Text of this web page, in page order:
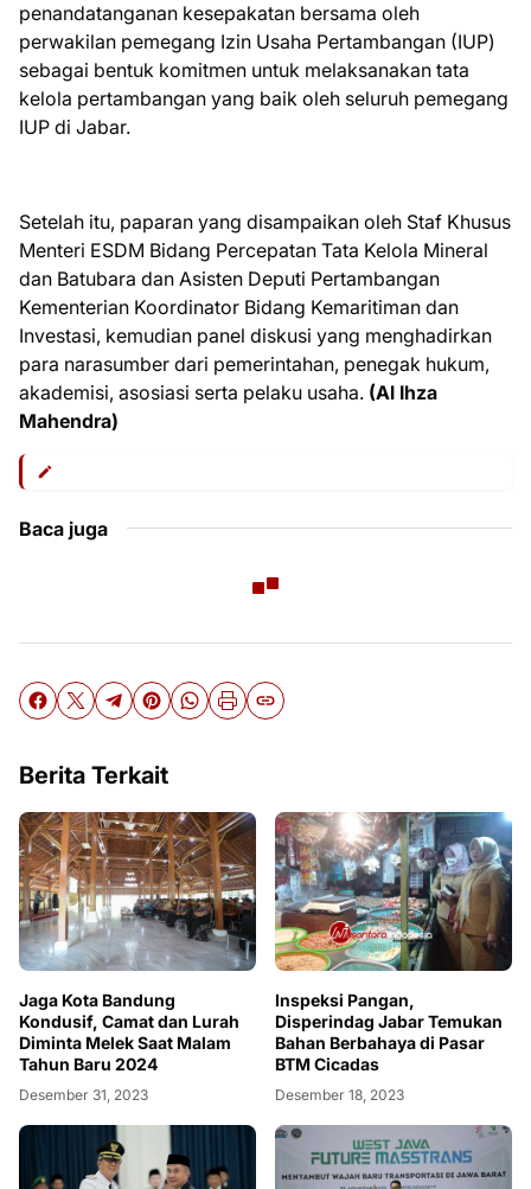
penandatanganan kesepakatan bersama oleh
perwakilan pemegang Izin Usaha Pertambangan (IUP)
sebagai bentuk komitmen untuk melaksanakan tata
kelola pertambangan yang baik oleh seluruh pemegang
IUP di Jabar.
Setelah itu, paparan yang disampaikan oleh Staf Khusus
Menteri ESDM Bidang Percepatan Tata Kelola Mineral
dan Batubara dan Asisten Deputi Pertambangan
Kementerian Koordinator Bidang Kemaritiman dan
Investasi, kemudian panel diskusi yang menghadirkan
para narasumber dari pemerintahan, penegak hukum,
akademisi, asosiasi serta pelaku usaha. (Al Ihza
Mahendra)
Baca juga
Berita Terkait
Jaga Kota Bandung
Kondusif, Camat dan Lurah
Diminta Melek Saat Malam
Tahun Baru 2024
Desember 31, 2023
Inspeksi Pangan,
Disperindag Jabar Temukan
Bahan Berbahaya di Pasar
BTM Cicadas
Desember 18, 2023